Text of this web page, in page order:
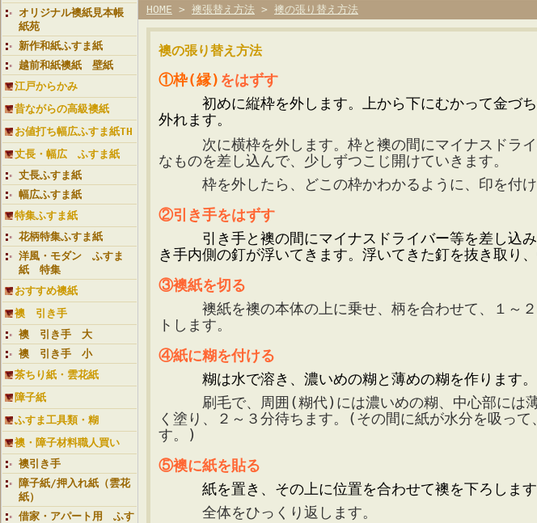
オリジナル襖紙見本帳
紙苑
新作和紙ふすま紙
越前和紙襖紙 壁紙
江戸からかみ
昔ながらの高級襖紙
お値打ち幅広ふすま紙TH
丈長・幅広 ふすま紙
丈長ふすま紙
幅広ふすま紙
特集ふすま紙
花柄特集ふすま紙
洋風・モダン ふすま
紙 特集
おすすめ襖紙
襖 引き手
襖 引き手 大
襖 引き手 小
茶ちり紙・雲花紙
障子紙
ふすま工具類・糊
襖・障子材料職人買い
襖引き手
障子紙/押入れ紙（雲花
紙）
借家・アパート用 ふす
HOME > 襖張替え方法 > 襖の張り替え方法
襖の張り替え方法
①枠(縁) をはずす
初めに縦枠を外します。上から下にむかって金づち
外れます。
次に横枠を外します。枠と襖の間にマイナスドライ
なものを差し込んで、少しずつこじ開けていきます。
枠を外したら、どこの枠かわかるように、印を付け
②引き手をはずす
引き手と襖の間にマイナスドライバー等を差し込
き手内側の釘が浮いてきます。浮いてきた釘を抜き取り
③襖紙を切る
襖紙を襖の本体の上に乗せ、柄を合わせて、１～２
トします。
④紙に糊を付ける
糊は水で溶き、濃いめの糊と薄めの糊を作ります。
刷毛で、周囲(糊代)には濃いめの糊、中心部には薄
く塗り、２～３分待ちます。(その間に紙が水分を吸って
す。)
⑤襖に紙を貼る
紙を置き、その上に位置を合わせて襖を下ろします
全体をひっくり返します。